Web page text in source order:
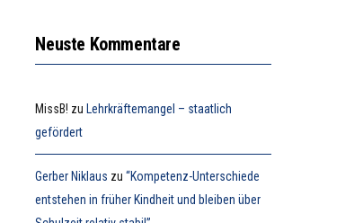
Neuste Kommentare
MissB! zu Lehrkräftemangel – staatlich
gefördert
Gerber Niklaus zu“Kompetenz-Unterschiede
entstehen in früher Kindheit und bleiben über